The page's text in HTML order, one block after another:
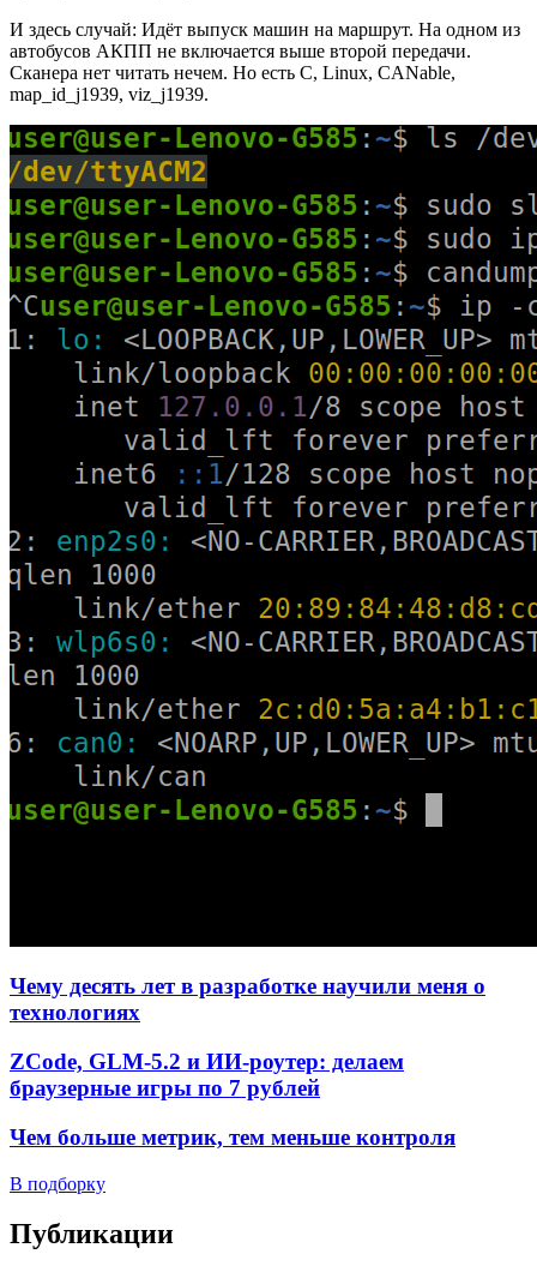
И здесь случай: Идёт выпуск машин на маршрут. На одном из
автобусов АКПП не включается выше второй передачи.
Сканера нет читать нечем. Но есть C, Linux, CANable,
map_id_j1939, viz_j1939.
Чему десять лет в разработке научили меня о
технологиях
ZCode, GLM-5.2 и ИИ-роутер: делаем
браузерные игры по 7 рублей
Чем больше метрик, тем меньше контроля
В подборку
Публикации